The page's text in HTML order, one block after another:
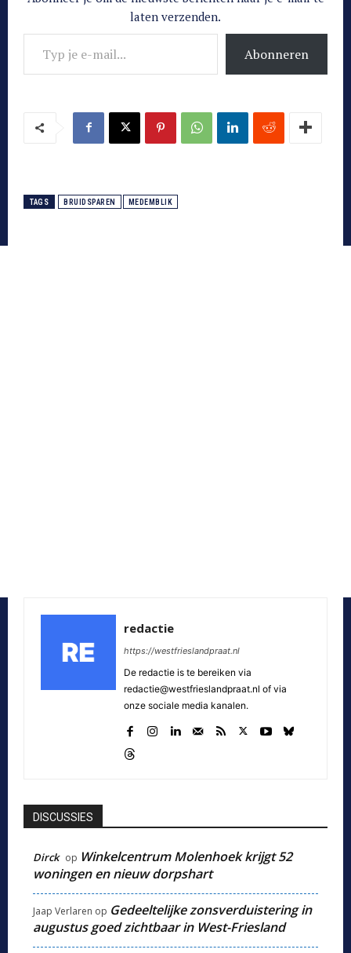
laten verzenden.
Typ je e-mail...
Abonneren
TAGS BRUIDSPAREN MEDEMBLIK
redactie
https://westfrieslandpraat.nl
De redactie is te bereiken via
redactie@westfrieslandpraat.nl of via
onze sociale media kanalen.
DISCUSSIES
Dirck op Winkelcentrum Molenhoek krijgt 52
woningen en nieuw dorpshart
Jaap Verlaren op Gedeeltelijke zonsverduistering in
augustus goed zichtbaar in West-Friesland